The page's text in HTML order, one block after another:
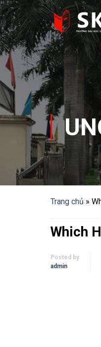
Skip
to
content
Trang chủ »
Which
Posted by
admin